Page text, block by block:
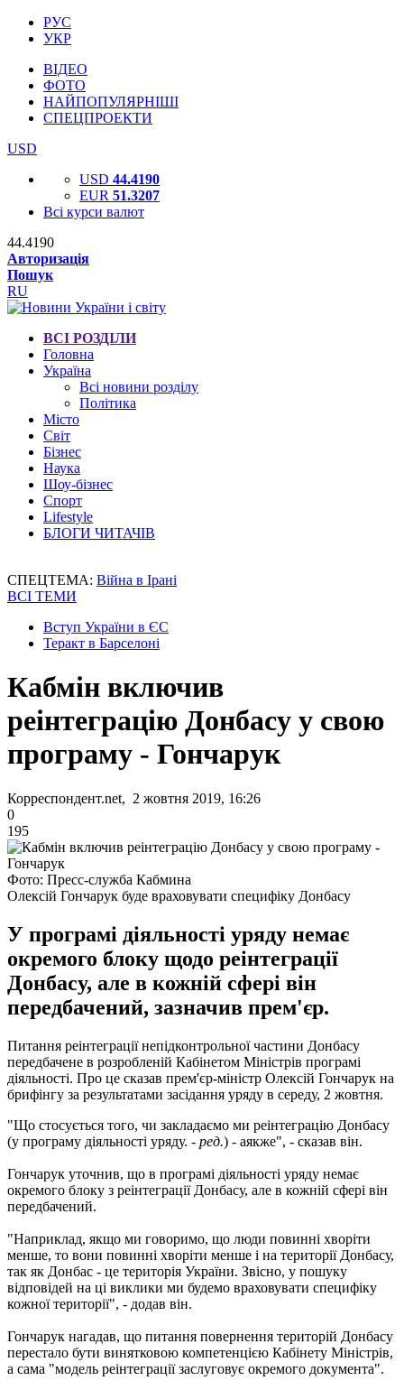
РУС
УКР
ВІДЕО
ФОТО
НАЙПОПУЛЯРНІШІ
СПЕЦПРОЕКТИ
USD
USD 44.4190
EUR 51.3207
Всі курси валют
44.4190
Авторизація
Пошук
RU
ВСІ РОЗДІЛИ
Головна
Україна
Всі новини розділу
Політика
Місто
Світ
Бізнес
Наука
Шоу-бізнес
Спорт
Lifestyle
БЛОГИ ЧИТАЧІВ
СПЕЦТЕМА: Війна в Ірані
ВСІ ТЕМИ
Вступ України в ЄС
Теракт в Барселоні
Кабмін включив
реінтеграцію Донбасу у свою
програму - Гончарук
Корреспондент.net, 2 жовтня 2019, 16:26
0
195
Фото: Пресс-служба Кабмина
Олексій Гончарук буде враховувати специфіку Донбасу
У програмі діяльності уряду немає
окремого блоку щодо реінтеграції
Донбасу, але в кожній сфері він
передбачений, зазначив прем'єр.
Питання реінтеграції непідконтрольної частини Донбасу
передбачене в розробленій Кабінетом Міністрів програмі
діяльності. Про це сказав прем'єр-міністр Олексій Гончарук на
брифінгу за результатами засідання уряду в середу, 2 жовтня.
"Що стосується того, чи закладаємо ми реінтеграцію Донбасу
(у програму діяльності уряду. - ред.) - аякже", - сказав він.
Гончарук уточнив, що в програмі діяльності уряду немає
окремого блоку з реінтеграції Донбасу, але в кожній сфері він
передбачений.
"Наприклад, якщо ми говоримо, що люди повинні хворіти
менше, то вони повинні хворіти менше і на території Донбасу,
так як Донбас - це територія України. Звісно, у пошуку
відповідей на ці виклики ми будемо враховувати специфіку
кожної території", - додав він.
Гончарук нагадав, що питання повернення територій Донбасу
перестало бути винятковою компетенцією Кабінету Міністрів,
а сама "модель реінтеграції заслуговує окремого документа".